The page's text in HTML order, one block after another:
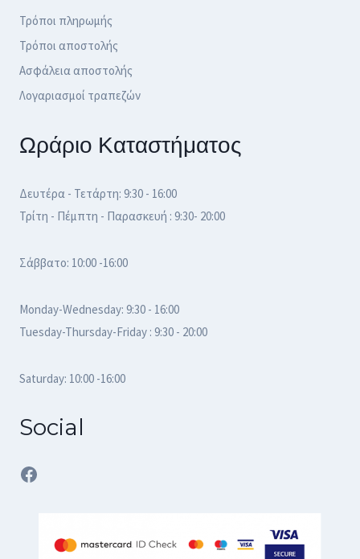
Τρόποι πληρωμής
Τρόποι αποστολής
Ασφάλεια αποστολής
Λογαριασμοί τραπεζών
Ωράριο Καταστήματος
Δευτέρα - Τετάρτη: 9:30 - 16:00
Τρίτη - Πέμπτη - Παρασκευή : 9:30- 20:00
Σάββατο: 10:00 -16:00
Monday-Wednesday: 9:30 - 16:00
Tuesday-Thursday-Friday : 9:30 - 20:00
Saturday: 10:00 -16:00
Social
Facebook